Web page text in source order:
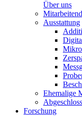
Über uns
Ausstattung
Ehemalige
Forschung